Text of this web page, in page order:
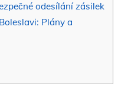
odesílání zásilek
Plány a